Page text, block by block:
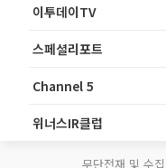
이투데이TV
스페셜리포트
Channel 5
위너스IR클럽
무단전재 및 수